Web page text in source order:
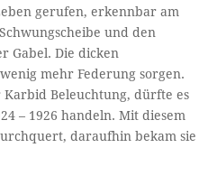
gerufen, erkennbar am
und den
Gabel. Die dicken
mehr Federung sorgen.
Beleuchtung, dürfte es
– 1926 handeln. Mit diesem
daraufhin bekam sie